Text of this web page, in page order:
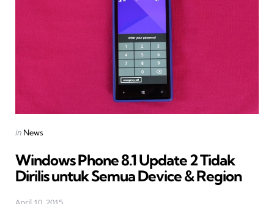
Posted
in News
Windows Phone 8.1 Update 2 Tidak
Dirilis untuk Semua Device & Region